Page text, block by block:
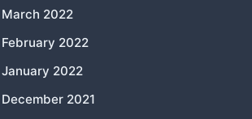
March 2022
February 2022
January 2022
December 2021